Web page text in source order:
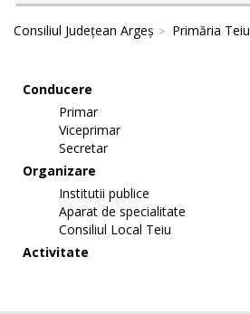
Consiliul Județean Argeș Primăria Teiu
Conducere
Primar
Viceprimar
Secretar
Organizare
Institutii publice
Aparat de specialitate
Consiliul Local Teiu
Activitate